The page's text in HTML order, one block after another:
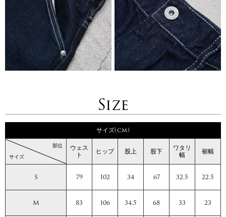
Size
サイズ(cm)
サイズ
部位 ウェス
ト ヒップ 股上 股下 ワタリ
幅 裾幅
S 79 102 34 67 32.5 22.5
M 83 106 34.5 68 33 23